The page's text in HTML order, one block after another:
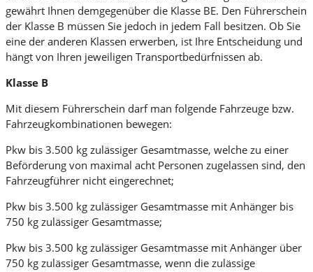
gewährt Ihnen demgegenüber die Klasse BE. Den Führerschein
der Klasse B müssen Sie jedoch in jedem Fall besitzen. Ob Sie
eine der anderen Klassen erwerben, ist Ihre Entscheidung und
hängt von Ihren jeweiligen Transportbedürfnissen ab.
Klasse B
Mit diesem Führerschein darf man folgende Fahrzeuge bzw.
Fahrzeugkombinationen bewegen:
Pkw bis 3.500 kg zulässiger Gesamtmasse, welche zu einer
Beförderung von maximal acht Personen zugelassen sind, den
Fahrzeugführer nicht eingerechnet;
Pkw bis 3.500 kg zulässiger Gesamtmasse mit Anhänger bis
750 kg zulässiger Gesamtmasse;
Pkw bis 3.500 kg zulässiger Gesamtmasse mit Anhänger über
750 kg zulässiger Gesamtmasse, wenn die zulässige